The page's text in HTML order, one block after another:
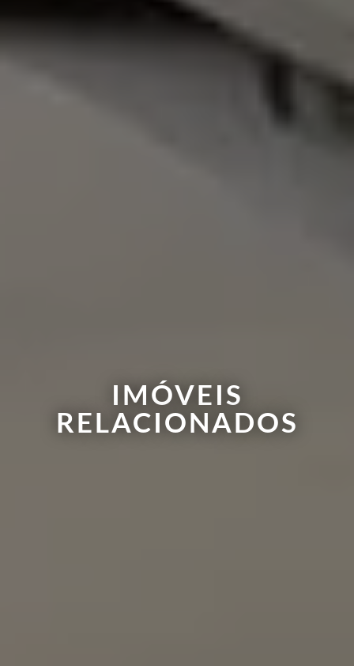
IMÓVEIS
RELACIONADOS